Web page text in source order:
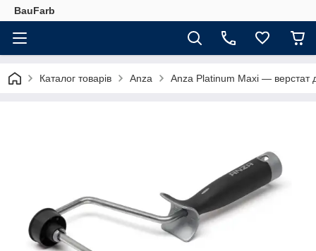
BauFarb
Каталог товарів Anza Anza Platinum Maxi — верстат